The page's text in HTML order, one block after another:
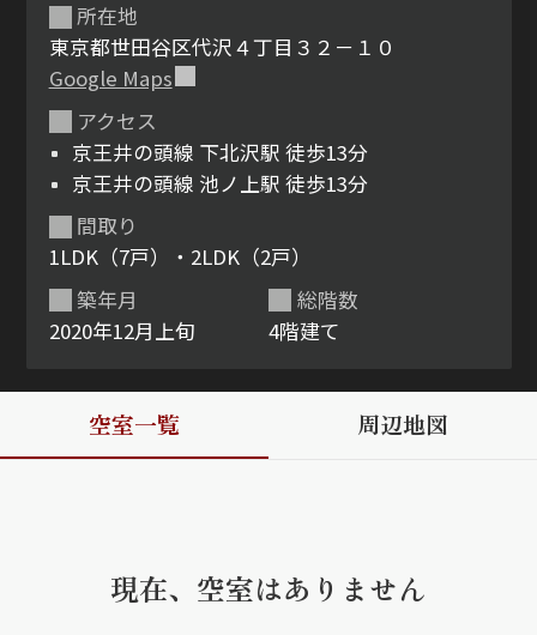
シャーメゾンとは
ShaMaison STYLE
シャーメゾンライフサポート
自立型サービス付き・シニア向け
所在地
東京都世田谷区代沢４丁目３２－１０
Google Maps
アクセス
京王井の頭線 下北沢駅 徒歩13分
京王井の頭線 池ノ上駅 徒歩13分
築年月
2020年12月上旬
間取り
1LDK（7戸）・2LDK（2戸）
総階数
4階建て
空室一覧 周辺地図
現在、空室はありません